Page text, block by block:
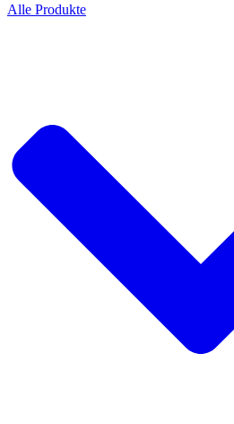
Alle Produkte